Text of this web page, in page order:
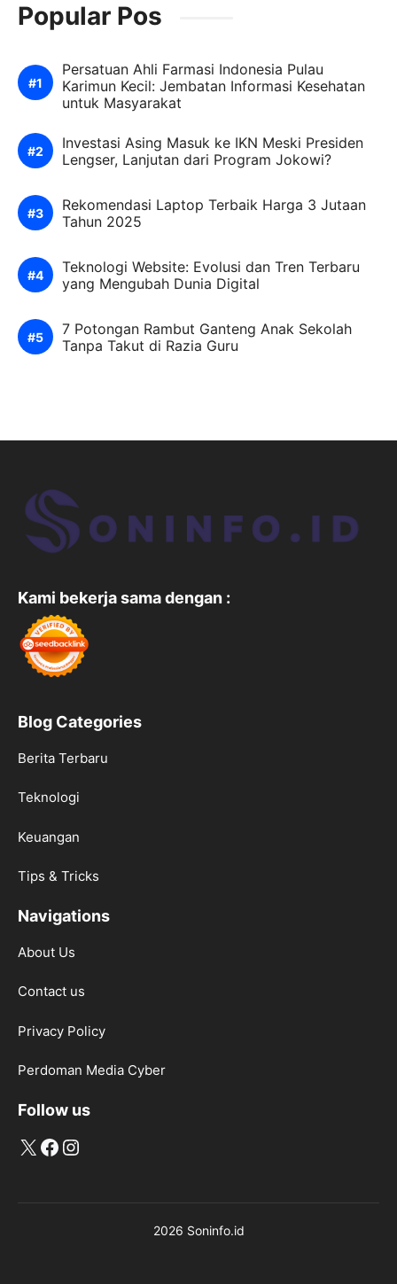
Popular Pos
Persatuan Ahli Farmasi Indonesia Pulau
Karimun Kecil: Jembatan Informasi Kesehatan
untuk Masyarakat
Investasi Asing Masuk ke IKN Meski Presiden
Lengser, Lanjutan dari Program Jokowi?
Rekomendasi Laptop Terbaik Harga 3 Jutaan
Tahun 2025
Teknologi Website: Evolusi dan Tren Terbaru
yang Mengubah Dunia Digital
7 Potongan Rambut Ganteng Anak Sekolah
Tanpa Takut di Razia Guru
Kami bekerja sama dengan :
Blog Categories
Berita Terbaru
Teknologi
Keuangan
Tips & Tricks
Navigations
About Us
Contact us
Privacy Policy
Perdoman Media Cyber
Follow us
X Facebook
Instagram
2026 Soninfo.id